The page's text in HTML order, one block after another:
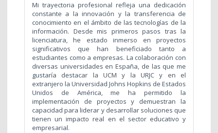
Mi trayectoria profesional refleja una dedicación
constante a la innovación y la transferencia de
conocimiento en el ámbito de las tecnologías de la
información. Desde mis primeros pasos tras la
licenciatura, he estado inmerso en proyectos
significativos que han beneficiado tanto a
estudiantes como a empresas. La colaboración con
diversas universidades en España, de las que me
gustaría destacar la UCM y la URJC y en el
extranjero la Universidad Johns Hopkins de Estados
Unidos de América, me ha permitido la
implementación de proyectos y demuestran la
capacidad para liderar y desarrollar soluciones que
tienen un impacto real en el sector educativo y
empresarial.